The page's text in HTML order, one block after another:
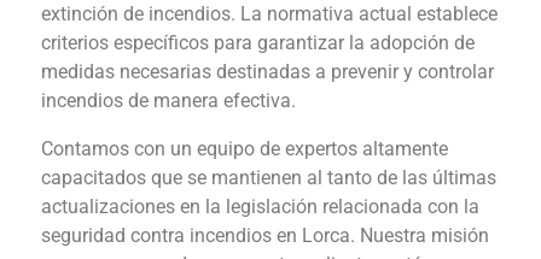
extinción de incendios. La normativa actual establece
criterios específicos para garantizar la adopción de
medidas necesarias destinadas a prevenir y controlar
incendios de manera efectiva.
Contamos con un equipo de expertos altamente
capacitados que se mantienen al tanto de las últimas
actualizaciones en la legislación relacionada con la
seguridad contra incendios en Lorca. Nuestra misión